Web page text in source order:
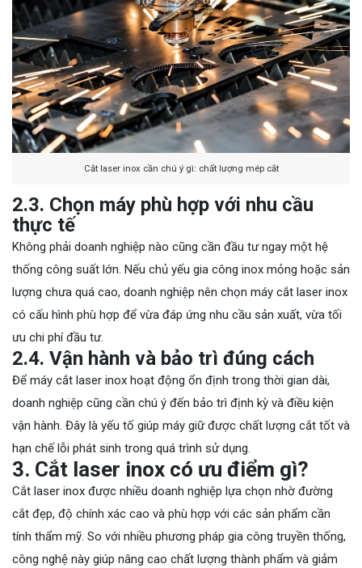
Cắt laser inox cần chú ý gì: chất lượng mép cắt
2.3. Chọn máy phù hợp với nhu cầu
thực tế
Không phải doanh nghiệp nào cũng cần đầu tư ngay một hệ
thống công suất lớn. Nếu chủ yếu gia công inox mỏng hoặc sản
lượng chưa quá cao, doanh nghiệp nên chọn máy cắt laser inox
có cấu hình phù hợp để vừa đáp ứng nhu cầu sản xuất, vừa tối
ưu chi phí đầu tư.
2.4. Vận hành và bảo trì đúng cách
Để máy cắt laser inox hoạt động ổn định trong thời gian dài,
doanh nghiệp cũng cần chú ý đến bảo trì định kỳ và điều kiện
vận hành. Đây là yếu tố giúp máy giữ được chất lượng cắt tốt và
hạn chế lỗi phát sinh trong quá trình sử dụng.
3. Cắt laser inox có ưu điểm gì?
Cắt laser inox được nhiều doanh nghiệp lựa chọn nhờ đường
cắt đẹp, độ chính xác cao và phù hợp với các sản phẩm cần
tính thẩm mỹ. So với nhiều phương pháp gia công truyền thống,
công nghệ này giúp nâng cao chất lượng thành phẩm và giảm